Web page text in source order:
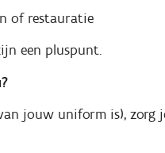
of restauratie
een pluspunt.
jouw uniform is), zorg